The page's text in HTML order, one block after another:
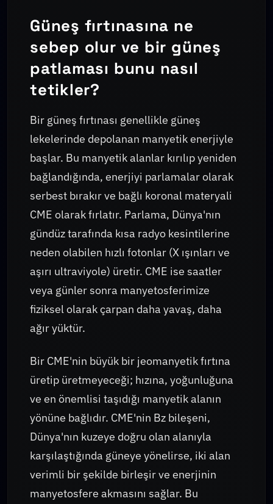
Güneş fırtınasına ne
sebep olur ve bir güneş
patlaması bunu nasıl
tetikler?
Bir güneş fırtınası genellikle güneş
lekelerinde depolanan manyetik enerjiyle
başlar. Bu manyetik alanlar kırılıp yeniden
bağlandığında, enerjiyi parlamalar olarak
serbest bırakır ve bağlı koronal materyali
CME olarak fırlatır. Parlama, Dünya'nın
gündüz tarafında kısa radyo kesintilerine
neden olabilen hızlı fotonlar (X ışınları ve
aşırı ultraviyole) üretir. CME ise saatler
veya günler sonra manyetosferimize
fiziksel olarak çarpan daha yavaş, daha
ağır yüktür.
Bir CME'nin büyük bir jeomanyetik fırtına
üretip üretmeyeceği; hızına, yoğunluğuna
ve en önemlisi taşıdığı manyetik alanın
yönüne bağlıdır. CME'nin Bz bileşeni,
Dünya'nın kuzeye doğru olan alanıyla
karşılaştığında güneye yönelirse, iki alan
verimli bir şekilde birleşir ve enerjinin
manyetosfere akmasını sağlar. Bu